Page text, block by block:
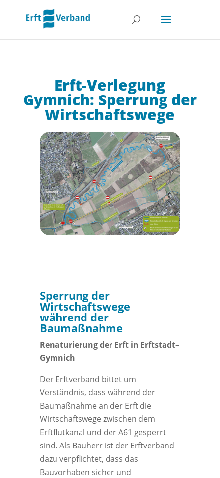
Erft-Verlegung
Gymnich: Sperrung der
Wirtschaftswege
Sperrung der
Wirtschaftswege
während der
Baumaßnahme
Renaturierung der Erft in Erftstadt–
Gymnich
Der Erftverband bittet um
Verständnis, dass während der
Baumaßnahme an der Erft die
Wirtschaftswege zwischen dem
Erftflutkanal und der A61 gesperrt
sind. Als Bauherr ist der Erftverband
dazu verpflichtet, dass das
Bauvorhaben sicher und